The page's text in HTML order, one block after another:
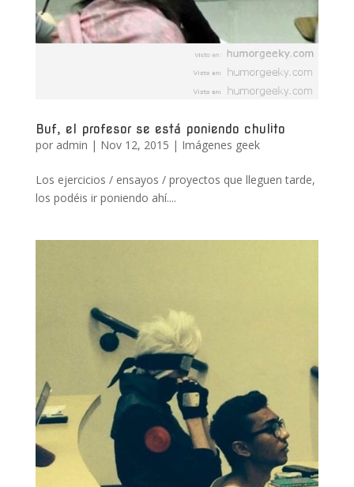
Buf, el profesor se está poniendo chulito
por admin | Nov 12, 2015 | Imágenes geek
Los ejercicios / ensayos / proyectos que lleguen tarde,
los podéis ir poniendo ahí....